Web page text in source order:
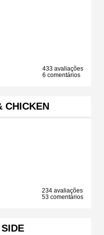
433 avaliações
6 comentários
CHICKEN
234 avaliações
53 comentários